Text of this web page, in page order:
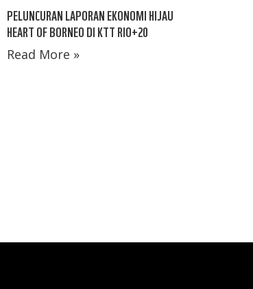
PELUNCURAN LAPORAN EKONOMI HIJAU
HEART OF BORNEO DI KTT RIO+20
Read More »